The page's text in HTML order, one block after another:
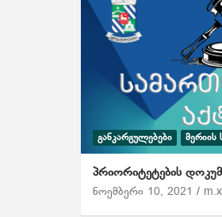
ᲒᲐᲜᲙᲐᲠᲒᲣᲚᲔᲑᲔᲑᲘ ᲛᲔᲠᲘᲘᲡ
პრიორიტეტების
ნოემბერი 10, 2021